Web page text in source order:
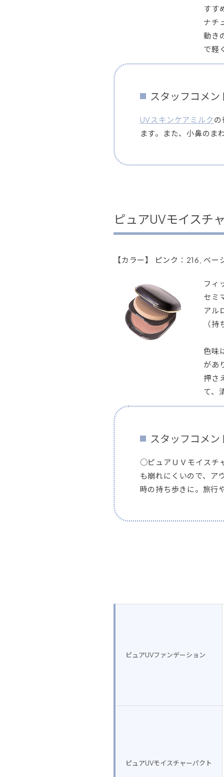
すす
ナチ
動き
で軽
スタッフコメン
UVスキンケアミルク の
ます。また、小鼻のま
ピュアUVモイスチ
【カラー】 ピンク：216, ベー
フィ
セミ
アル
（持
色味
があ
押さ
て、
スタッフコメン
○ピュアＵＶモイスチ
も崩れにくいので、ア
時の持ち歩きに。旅行
ピュアUVファンデーション
ピュアUVモイスチャーパクト